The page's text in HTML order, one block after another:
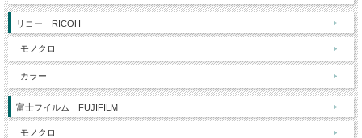
リコー RICOH
モノクロ
カラー
富士フイルム FUJIFILM
モノクロ